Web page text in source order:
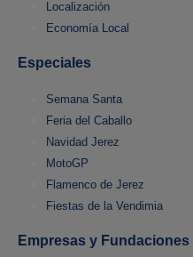
Localización
Economía Local
Especiales
Semana Santa
Feria del Caballo
Navidad Jerez
MotoGP
Flamenco de Jerez
Fiestas de la Vendimia
Empresas y Fundaciones